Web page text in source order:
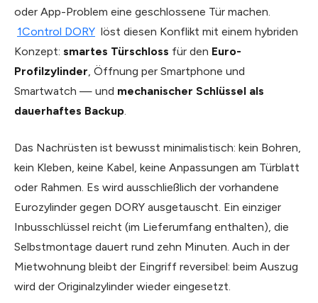
oder App-Problem eine geschlossene Tür machen.
1Control DORY löst diesen Konflikt mit einem hybriden
Konzept: smartes Türschloss für den Euro-
Profilzylinder, Öffnung per Smartphone und
Smartwatch — und mechanischer Schlüssel als
dauerhaftes Backup.
Das Nachrüsten ist bewusst minimalistisch: kein Bohren,
kein Kleben, keine Kabel, keine Anpassungen am Türblatt
oder Rahmen. Es wird ausschließlich der vorhandene
Eurozylinder gegen DORY ausgetauscht. Ein einziger
Inbusschlüssel reicht (im Lieferumfang enthalten), die
Selbstmontage dauert rund zehn Minuten. Auch in der
Mietwohnung bleibt der Eingriff reversibel: beim Auszug
wird der Originalzylinder wieder eingesetzt.